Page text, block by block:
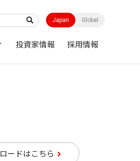
Japan Global
投資家情報 採用情報
ードはこちら